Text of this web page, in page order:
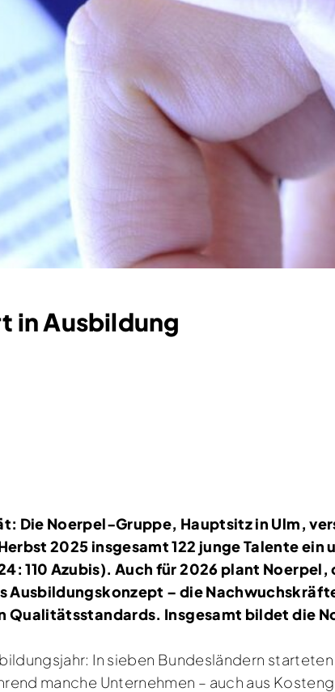
in Ausbildung
Die Noerpel-Gruppe, Hauptsitz in Ulm,
2025 insgesamt 122 junge Talente ein
110 Azubis). Auch für 2026 plant
Ausbildungskonzept – die
Insgesamt bildet die
In sieben Bundesländern
manche Unternehmen – auch aus